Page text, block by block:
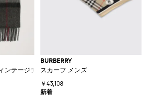
ンテージチェックカシミアスカーフ
BURBERRY
スカーフ メンズ
￥43,108